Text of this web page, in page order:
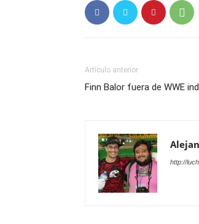
Artículo anterior
Finn Balor fuera de WWE
http://